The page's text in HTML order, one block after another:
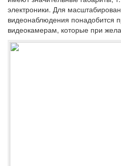
электроники. Для
видеонаблюдения понадобится
видеокамерам, которые при